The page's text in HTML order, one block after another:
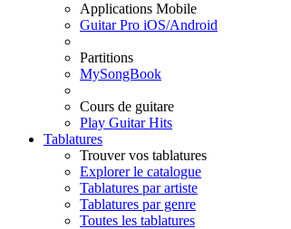
Applications Mobile
Guitar Pro iOS/Android
Partitions
MySongBook
Cours de guitare
Play Guitar Hits
Tablatures
Trouver vos tablatures
Explorer le catalogue
Tablatures par artiste
Tablatures par genre
Toutes les tablatures